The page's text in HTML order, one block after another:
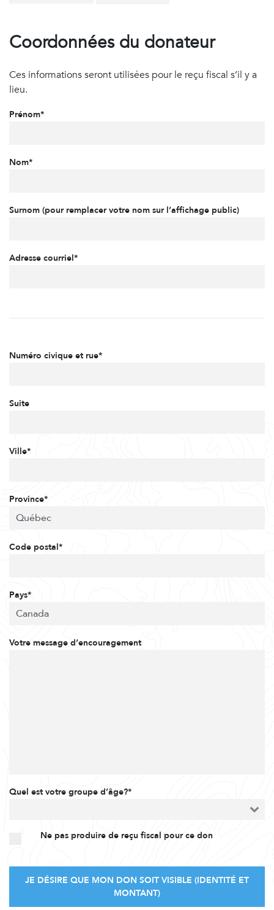
Coordonnées du donateur
Ces informations seront utilisées pour le reçu fiscal s’il y a
lieu.
Prénom*
Nom*
Surnom (pour remplacer votre nom sur l’affichage public)
Adresse courriel*
Numéro civique et rue*
Suite
Ville*
Province*
Code postal*
Pays*
Votre message d’encouragement
Quel est votre groupe d’âge?*
Ne pas produire de reçu fiscal pour ce don
JE DÉSIRE QUE MON DON SOIT VISIBLE (IDENTITÉ ET
MONTANT)